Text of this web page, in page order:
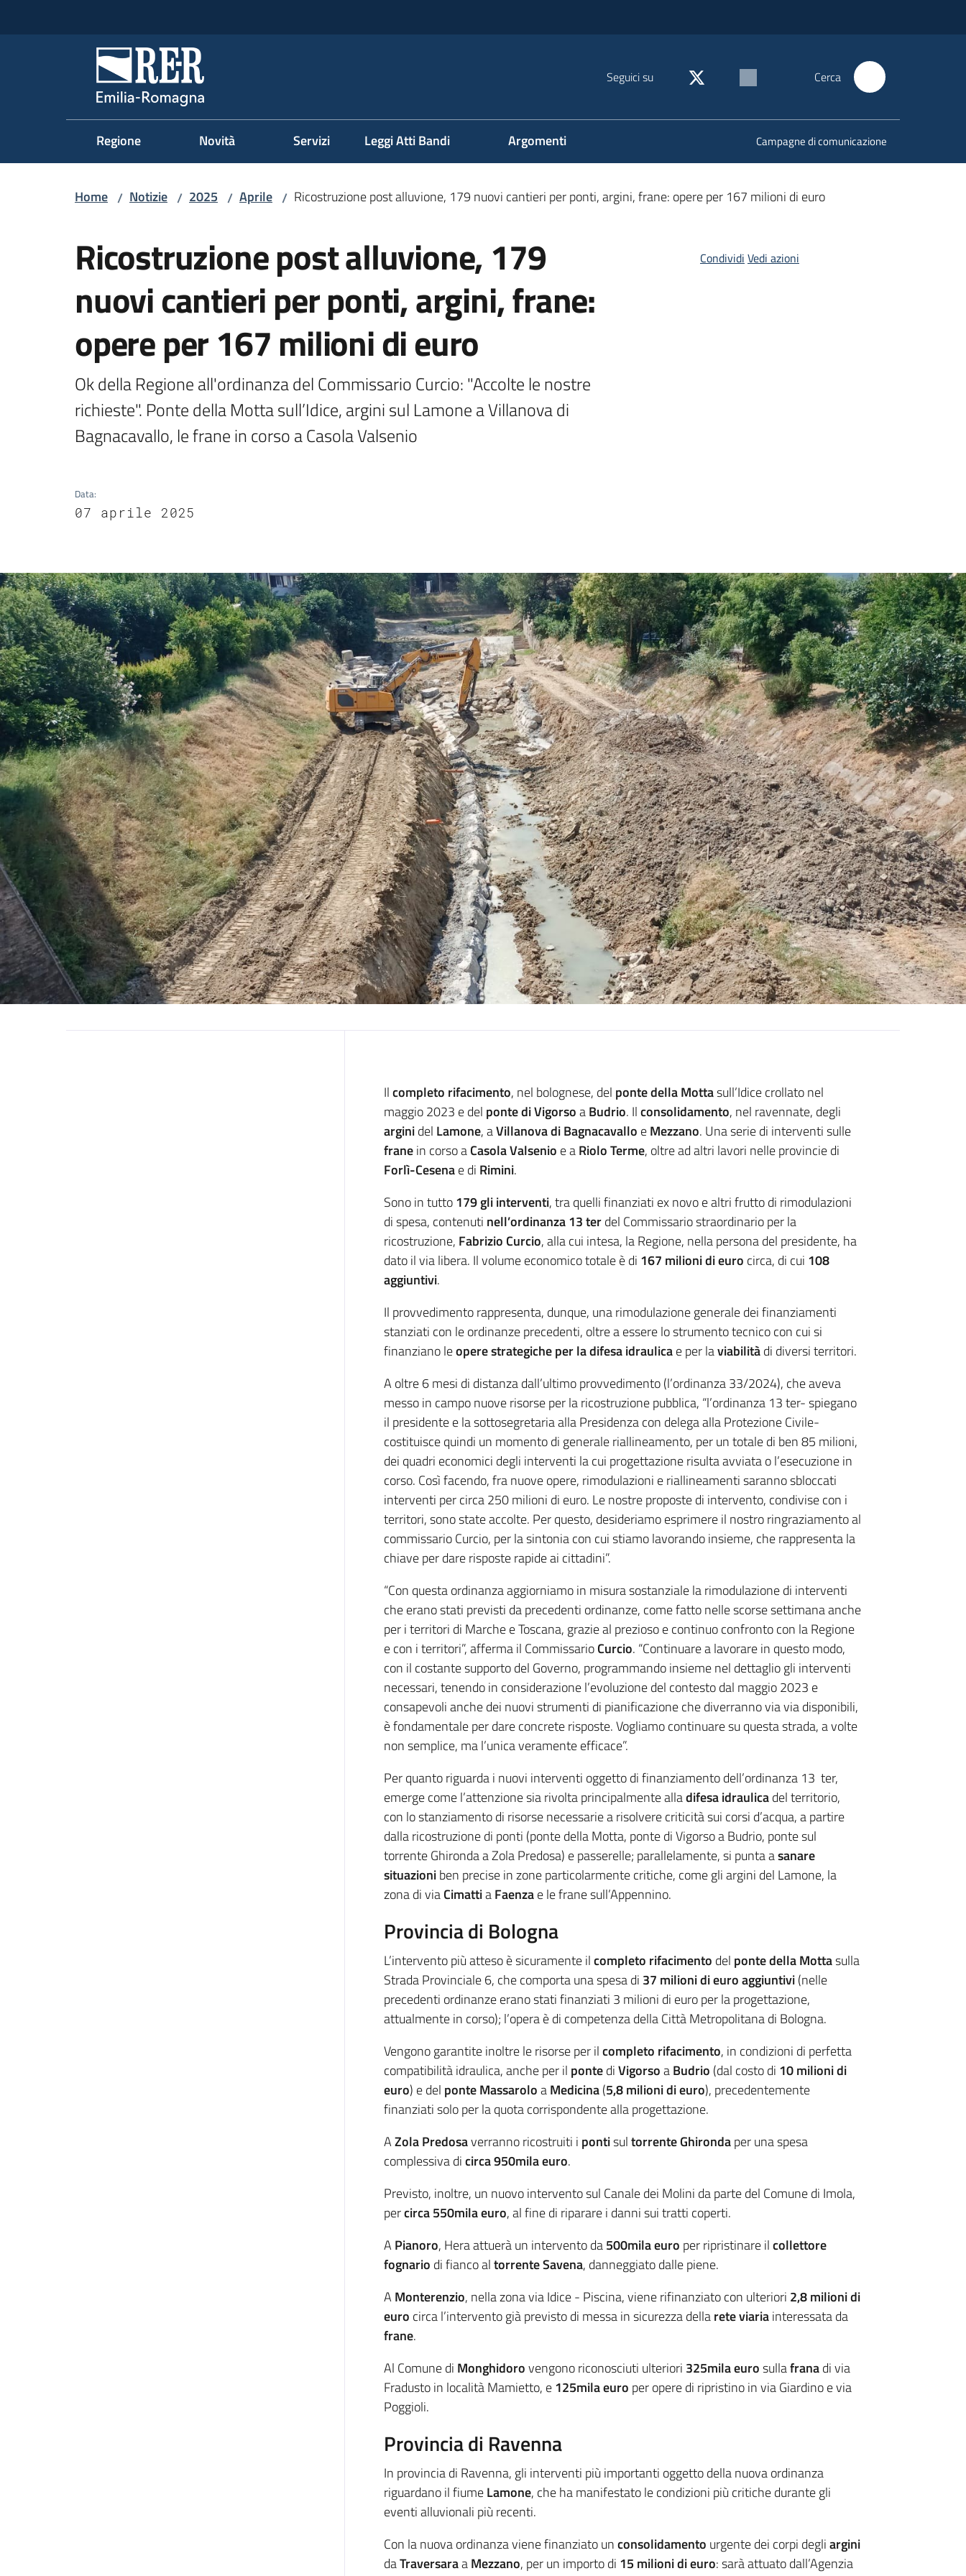
Regione Emilia-Romagna Seguici su Cerca
Regione Novità Servizi Leggi Atti Bandi Argomenti Campagne di comunicazione
Home / Notizie / 2025 / Aprile / Ricostruzione post alluvione, 179 nuovi cantieri per ponti, argini, frane: opere per 167 milioni di euro
Ricostruzione post alluvione, 179
nuovi cantieri per ponti, argini, frane:
opere per 167 milioni di euro
Ok della Regione all'ordinanza del Commissario Curcio: "Accolte le nostre
richieste". Ponte della Motta sull’Idice, argini sul Lamone a Villanova di
Bagnacavallo, le frane in corso a Casola Valsenio
Data:
07 aprile 2025
Condividi Vedi azioni
Introduzione
Ilcompleto rifacimento, nel bolognese, del ponte della Mottasull’Idice crollato nel
maggio 2023 e del ponte di VigorsoaBudrio. Ilconsolidamento, nel ravennate, degli
arginidel Lamone, aVillanova di Bagnacavallo eMezzano. Una serie di interventi sulle
franein corso aCasola Valsenio e aRiolo Terme, oltre ad altri lavori nelle provincie di
Forlì-Cesenae di Rimini.
Sono in tutto179 gli interventi, tra quelli finanziati ex novo e altri frutto di rimodulazioni
di spesa, contenuti nell’ordinanza13 terdel Commissario straordinario per la
ricostruzione, Fabrizio Curcio, alla cui intesa, la Regione, nella persona del presidente, ha
dato il via libera. Il volume economico totale è di 167 milionidi euro circa, di cui 108
aggiuntivi.
Il provvedimento rappresenta, dunque, una rimodulazione generale dei finanziamenti
stanziati con le ordinanze precedenti, oltre a essere lo strumento tecnico con cui si
finanziano leopere strategiche per la difesa idraulicae per laviabilitàdi diversi territori.
A oltre 6 mesi di distanza dall’ultimo provvedimento (l’ordinanza 33/2024), che aveva
messo in campo nuove risorse per la ricostruzione pubblica, “l’ordinanza 13 ter- spiegano
il presidentee la sottosegretaria alla Presidenza con delega alla Protezione Civile-
costituisce quindi un momento di generale riallineamento, per un totale di ben 85 milioni,
dei quadri economici degli interventi la cui progettazione risulta avviata o l’esecuzione in
corso. Così facendo, fra nuove opere, rimodulazioni e riallineamenti saranno sbloccati
interventi per circa 250 milioni di euro. Le nostre proposte di intervento, condivise con i
territori, sono state accolte. Per questo, desideriamo esprimere il nostro ringraziamento al
commissario Curcio, per la sintonia con cui stiamo lavorando insieme, che rappresenta la
chiave per dare risposte rapide ai cittadini”.
“Con questa ordinanza aggiorniamo in misura sostanziale la rimodulazione di interventi
che erano stati previsti da precedenti ordinanze, come fatto nelle scorse settimana anche
per i territori di Marche e Toscana, grazie al prezioso e continuo confronto con la Regione
e con i territori”, afferma il CommissarioCurcio. “Continuare a lavorare in questo modo,
con il costante supporto del Governo, programmando insieme nel dettaglio gli interventi
necessari, tenendo in considerazione l’evoluzione del contesto dal maggio 2023 e
consapevoli anche dei nuovi strumenti di pianificazione che diverranno via via disponibili,
è fondamentale per dare concrete risposte. Vogliamo continuare su questa strada, a volte
non semplice, ma l’unica veramente efficace”.
Per quanto riguarda i nuovi interventi oggetto di finanziamento dell’ordinanza 13 ter,
emerge come l’attenzione sia rivolta principalmente alladifesa idraulicadel territorio,
con lo stanziamento di risorse necessarie a risolvere criticità sui corsi d’acqua, a partire
dalla ricostruzione di ponti (ponte della Motta, ponte di Vigorso a Budrio, ponte sul
torrente Ghironda a Zola Predosa) e passerelle; parallelamente, si punta asanare
situazioniben precise in zone particolarmente critiche, come gli argini del Lamone, la
zona di viaCimattiaFaenzae le frane sull’Appennino.
Provincia di Bologna
L’intervento più atteso è sicuramente ilcompleto rifacimento del ponte della Mottasulla
Strada Provinciale 6, che comporta una spesa di 37 milioni di euro aggiuntivi(nelle
precedenti ordinanze erano stati finanziati 3 milioni di euro per la progettazione,
attualmente in corso); l’opera è di competenza della Città Metropolitana di Bologna.
Vengono garantite inoltre le risorse per ilcompleto rifacimento, in condizioni di perfetta
compatibilità idraulica, anche per il pontediVigorsoaBudrio (dal costo di 10 milioni di
euro) e del ponte MassaroloaMedicina(5,8 milioni di euro), precedentemente
finanziati solo per la quota corrispondente alla progettazione.
AZola Predosaverranno ricostruiti i pontisultorrente Ghirondaper una spesa
complessiva dicirca 950mila euro.
Previsto, inoltre, un nuovo intervento sul Canale dei Molini da parte del Comune di Imola,
percirca 550mila euro, al fine di riparare i danni sui tratti coperti.
A Pianoro, Hera attuerà un intervento da500mila euro per ripristinare ilcollettore
fognario di fianco altorrente Savena, danneggiato dalle piene.
A Monterenzio, nella zona via Idice - Piscina, viene rifinanziato con ulteriori 2,8 milioni di
euro circa l’intervento già previsto di messa in sicurezza dellarete viariainteressata da
frane.
Al Comune di Monghidorovengono riconosciuti ulteriori 325mila eurosullafranadi via
Fradusto in località Mamietto, e125mila euro per opere di ripristino in via Giardino e via
Poggioli.
Provincia di Ravenna
In provincia di Ravenna, gli interventi più importanti oggetto della nuova ordinanza
riguardano il fiumeLamone, che ha manifestato le condizioni più critiche durante gli
eventi alluvionali più recenti.
Con la nuova ordinanza viene finanziato unconsolidamento urgente dei corpi degliargini
daTraversaraaMezzano, per un importo di 15 milionidi euro: sarà attuato dall’Agenzia